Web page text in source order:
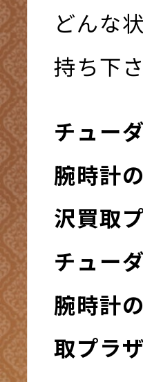
どんな
持ち下
チュー
腕時計
沢買取
チュー
腕時計
取プラ